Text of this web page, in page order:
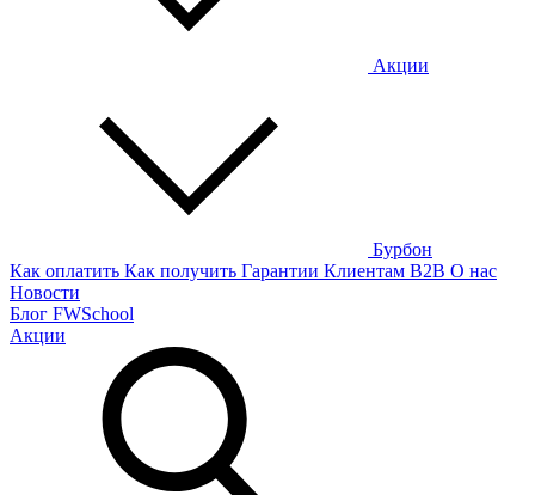
Акции
Бурбон
Как оплатить Как получить Гарантии Клиентам B2B О нас
Новости
Блог FWSchool
Акции